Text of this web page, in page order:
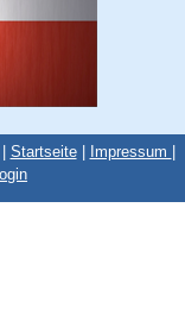
Startseite| Impressum |